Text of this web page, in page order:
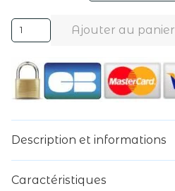
quantité
de
SUBBLIME
BABYDOLL
AVEC
NOEUD
Ajouter au panier
Description et informations
Caractéristiques